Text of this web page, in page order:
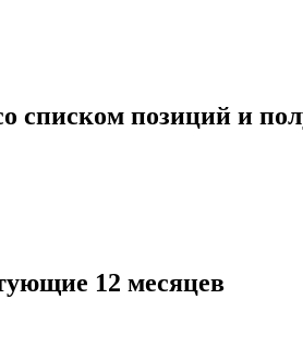
списком позиций и
12 месяцев